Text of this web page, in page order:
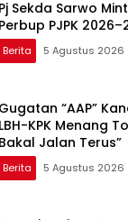
Pj Sekda Sarwo
Perbup PJPK
Berita 5 Agustus 2026
Gugatan “AAP”
LBH-KPK Menang
Bakal Jalan Terus”
Berita 5 Agustus 2026